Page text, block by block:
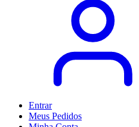
Entrar
Meus Pedidos